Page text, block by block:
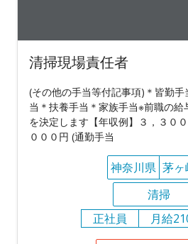
清掃現場責任者
(その他の手当等付記事項)＊皆勤
当＊扶養手当＊家族手当※前職の
を決定します【年収例】３，３０
０００円 (通勤手当
神奈川県 茅ヶ
清掃
正社員
月給